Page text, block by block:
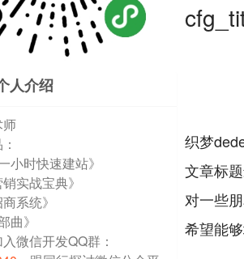
人介绍
师
小时快速建站》
销实战宝典》
系统》
曲》
微信开发QQ群：
织梦
文章标
对一些
希望能